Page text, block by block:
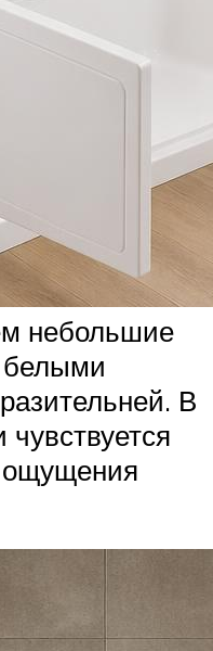
небольшие
белыми
В
ощущения